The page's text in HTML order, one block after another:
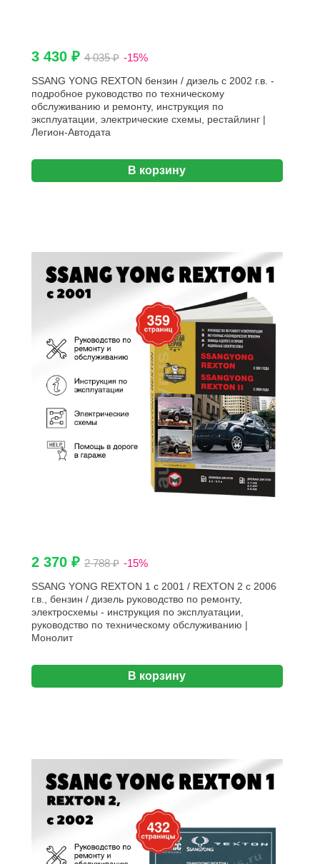
3 430 ₽ 4 035 ₽ -15%
SSANG YONG REXTON бензин / дизель с 2002 г.в. -
подробное руководство по техническому
обслуживанию и ремонту, инструкция по
эксплуатации, электрические схемы, рестайлинг |
Легион-Aвтодата
В корзину
2 370 ₽ 2 788 ₽ -15%
SSANG YONG REXTON 1 с 2001 / REXTON 2 с 2006
г.в., бензин / дизель руководство по ремонту,
электросхемы - инструкция по эксплуатации,
руководство по техническому обслуживанию |
Монолит
В корзину